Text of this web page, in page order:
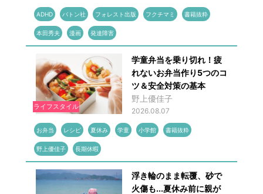
ADHD バトン社 フォレスト出版 フクチマミ 書籍抜粋
本田秀夫 漫画 発達障害
ライフスタイル
学童弁当を乗り切れ！疲
れないお弁当作り5つのコ
ツ＆安全対策の基本
野上優佳子
2026.08.07
お弁当 レシピ 夏休み 学童 小学館 書籍抜粋
野上優佳子 長期休暇
浮き輪のまま転覆、砂で
火傷も...夏休み前に親が